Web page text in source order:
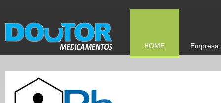
HOME Empresa